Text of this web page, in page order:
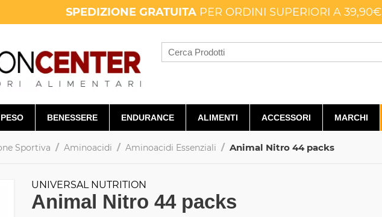
SPEDIZIONE GRATUITA PER ORDINI SUPERIORI A 39,90€
BENESSERE ENDURANCE ALIMENTI ACCESSORI MARCHI
Sportiva / Aminoacidi / Aminoacidi Essenziali / Animal Nitro 44 packs
UNIVERSAL NUTRITION
Animal Nitro 44 packs